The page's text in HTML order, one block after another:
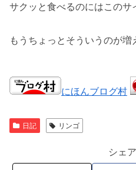
サクッと食べるのにはこのサ
もうちょっとそういうのが
にほんブログ村
日記 リンゴ
シェ